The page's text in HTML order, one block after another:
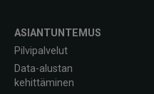
ASIANTUNTEMUS
Pilvipalvelut
Data-alustan
kehittäminen